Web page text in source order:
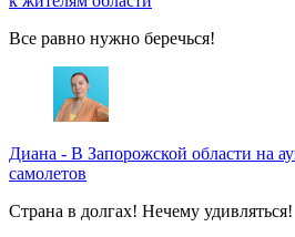
Все равно нужно беречься!
Диана - В Запорожской области на
самолетов
Страна в долгах! Нечему удивляться!